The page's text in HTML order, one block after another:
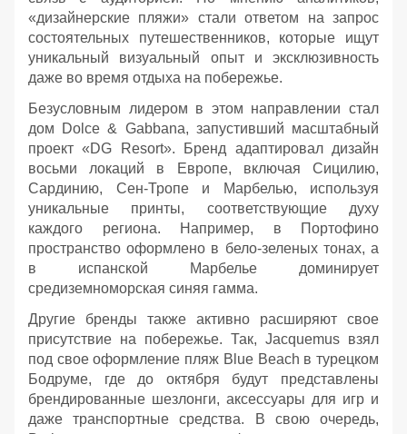
«дизайнерские пляжи» стали ответом на запрос
состоятельных путешественников, которые ищут
уникальный визуальный опыт и эксклюзивность
даже во время отдыха на побережье.
Безусловным лидером в этом направлении стал
дом Dolce & Gabbana, запустивший масштабный
проект «DG Resort». Бренд адаптировал дизайн
восьми локаций в Европе, включая Сицилию,
Сардинию, Сен-Тропе и Марбелью, используя
уникальные принты, соответствующие духу
каждого региона. Например, в Портофино
пространство оформлено в бело-зеленых тонах, а
в испанской Марбелье доминирует
средиземноморская синяя гамма.
Другие бренды также активно расширяют свое
присутствие на побережье. Так, Jacquemus взял
под свое оформление пляж Blue Beach в турецком
Бодруме, где до октября будут представлены
брендированные шезлонги, аксессуары для игр и
даже транспортные средства. В свою очередь,